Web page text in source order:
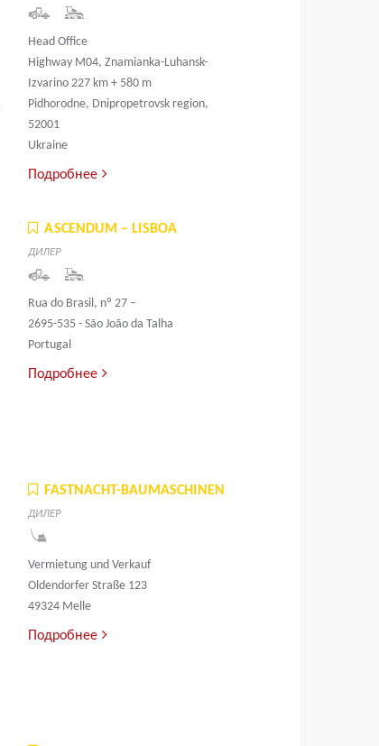
Head Office
Highway M04, Znamianka-Luhansk-
Izvarino 227 km + 580 m
Pidhorodne, Dnipropetrovsk region,
52001
Ukraine
Подробнее
ASCENDUM – LISBOA
ДИЛЕР
Rua do Brasil, nº 27 –
2695-535 - São João da Talha
Portugal
Подробнее
FASTNACHT-BAUMASCHINEN
ДИЛЕР
Vermietung und Verkauf
Oldendorfer Straße 123
49324 Melle
Подробнее